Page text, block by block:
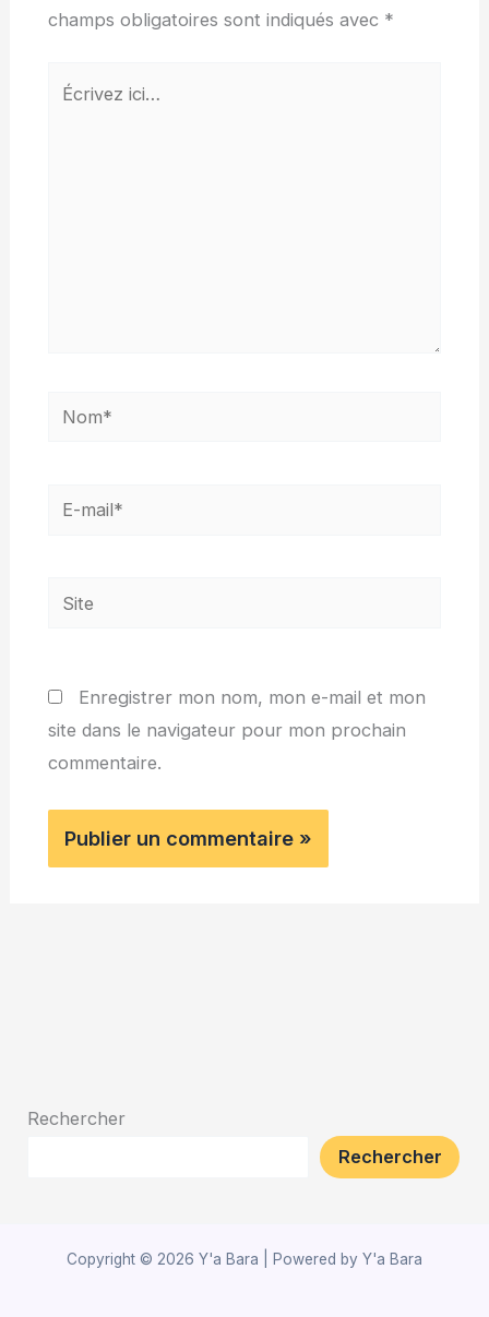
champs obligatoires sont indiqués avec *
Écrivez
Nom*
E-
Site
Enregistrer mon nom, mon e-mail et mon
site dans le navigateur pour mon prochain
commentaire.
Rechercher
Rechercher
Copyright © 2026 Y'a Bara | Powered by Y'a Bara